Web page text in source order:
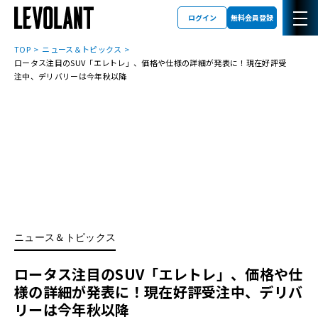
ログイン 無料会員登録
TOP
ニュース＆トピックス
ロータス注目のSUV「エレトレ」、価格や仕様の詳細が発表に！現在好評受
注中、デリバリーは今年秋以降
ニュース＆トピックス
ロータス注目のSUV「エレトレ」、価格や仕
様の詳細が発表に！現在好評受注中、デリバ
リーは今年秋以降